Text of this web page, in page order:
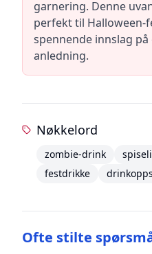
garnering. Denne
perfekt til Halloween-
spennende innslag
anledning.
Nøkkelord
zombie-drink
festdrikke
Ofte stilte